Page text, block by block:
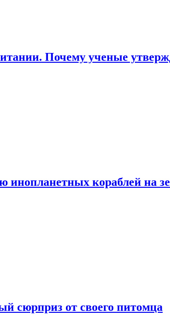
Почему ученые
инопланетных кораблей на
сюрприз от своего питомца